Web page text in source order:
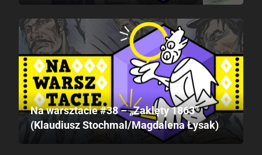
Na warsztacie #38 – „Zaklęty 1863”
(Klaudiusz Stochmal/Magdalena Łysak)